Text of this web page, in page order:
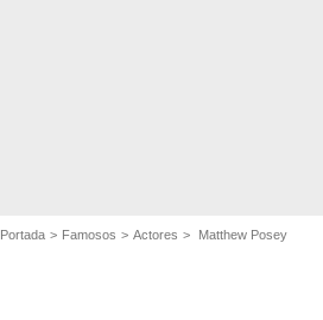
Portada Famosos Actores Matthew Posey